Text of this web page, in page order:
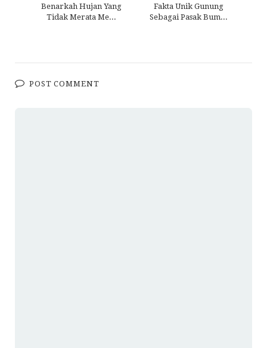
Benarkah Hujan Yang
Tidak Merata Me...
Fakta Unik Gunung
Sebagai Pasak Bum...
POST COMMENT